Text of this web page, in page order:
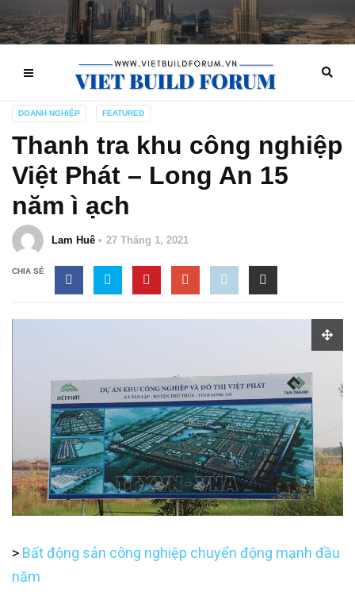
DOANH NGHIỆP FEATURED
Thanh tra khu công nghiệp
Việt Phát – Long An 15
năm ì ạch
Lam Huê 27 Tháng 1, 2021
CHIA SẺ
> Bất động sản công nghiệp chuyển động mạnh đầu
năm